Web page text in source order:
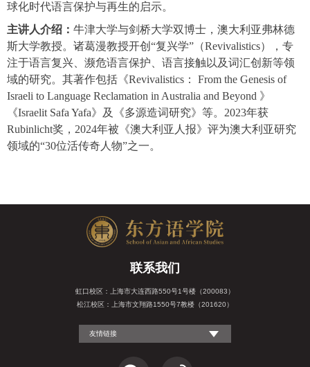
球化时代语言保护与再生的启示。
主讲人介绍： 牛津大学与剑桥大学双博士，澳大利亚弗林德
斯大学教授。诸葛漫教授开创“复兴学”（Revivalistics），专
注于语言复兴
濒危语言保护
语言接触以及词汇创新等领
域的研究。其著作包括《Revivalistics ：
From the Genesis of
Israeli to Language Reclamation in Australia and Beyond 》
《Israelit Safa Yafa》及《多源造词研究》等。 2023年获
Rubinlicht奖， 2024年被《澳大利亚人报》评为澳大利亚研究
领域的“30位活传奇人物”之一。
联系我们
虹口校区：上海市大连西路550号1号楼（200083）
松江校区：上海市文翔路1550号7教楼（201620）
友情链接